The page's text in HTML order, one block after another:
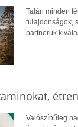
Talán minden
tulajdonságok,
partnerük
Valószínűleg